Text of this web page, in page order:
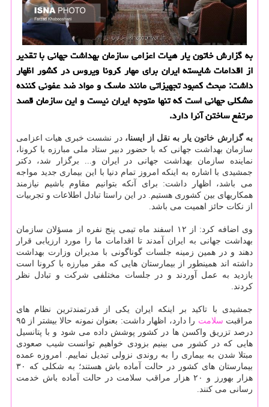
به گزارش خاتون یار هیات اعزامی سازمان بهداشت جهانی با تقدیر
از اقدامات شایسته ایران برای مهار كرونا ویروس در كشور اظهار
داشت: مبحث كمبود تجهیزاتی مانند ماسك و مواد ضد عفونی كننده
مشكلی جهانی است كه تنها متوجه ایران نیست و این سازمان قصد
مرتفع ساختن آنرا دارد.
به گزارش خاتون یار به نقل از ایسنا،در نشست خبری هیات اعزامی
سازمان بهداشت جهانی كه با حضور دبیر ستاد ملی مبارزه با كرونا،
نماینده سازمان بهداشت جهانی در ایران و... برگزار شد، دكتر
جمشیدی با اشاره به اینكه امروز تمام دنیا با این بیماری جدید مواجه
می باشد، اظهار داشت: برای آنكه بتوانیم مقاوم باشیم نیازمند
همكاریهای بین كشوری هستیم. در این راستا تبادل اطلاعات و تجربیات
از نكات حائز اهمیت می باشد.
وی اضافه كرد: از ۱۲ اسفند ماه تیمی پنج نفره از مسؤلان سازمان
بهداشت جهانی به ایران آمدند تا اقدامات ما را مورد ارزیابی قرار
دهند و در همین زمینه جلسات گوناگونی با مدیران وزارت بهداشت
داشته اند همینطور از بیمارستان هایی كه مقر مبارزه با كرونا است
بازدید به عمل آوردند و در جلسات مختلفی شركت و تبادل نظر
كردند.
جمشیدی با تاكید بر اینكه ایران یكی از قدرتمندترین نظام های
مراقبت سلامت
را دارد، اظهار داشت: بعنوان نمونه حالا بیشتر از ۹۵
درصد تزریق واكسن ها در كشور پوشش داده می شود و با پتانسیل
هایی كه در كشور می بینیم بزودی خواهیم توانست شیب صعودی
مبتلا شدن به بیماری را به روندی نزولی تبدیل نماییم. امروزه عمده
بیمارستان های كشور در حالت آماده باش هستند؛ به شكلی كه ۳۰
هزار بهورز و ۲۰ هزار مراقب سلامت در حالت آماده باش خدمت
رسانی می كنند.